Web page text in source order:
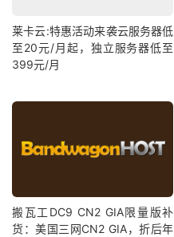
莱卡云:特惠活动来袭云服务器低
至20元/月起，独立服务器低至
399元/月
搬瓦工DC9 CN2 GIA限量版补
货：美国三网CN2 GIA，折后年